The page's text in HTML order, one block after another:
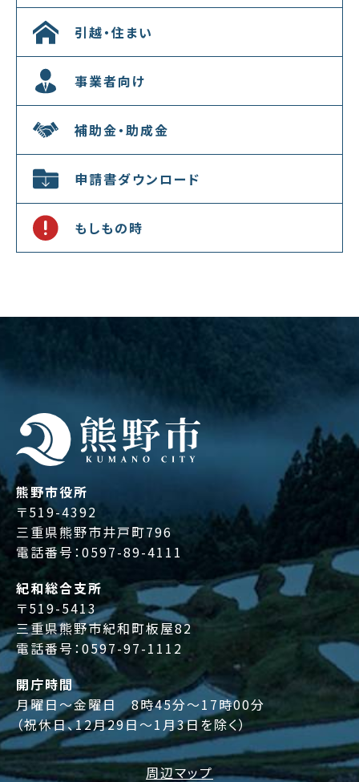
引越・住まい
事業者向け
補助金・助成金
申請書ダウンロード
もしもの時
熊野市役所
〒519-4392
三重県熊野市井戸町796
電話番号：0597-89-4111
紀和総合支所
〒519-5413
三重県熊野市紀和町板屋82
電話番号：0597-97-1112
開庁時間
月曜日～金曜日 8時45分～17時00分
（祝休日、12月29日～1月3日を除く）
周辺マップ